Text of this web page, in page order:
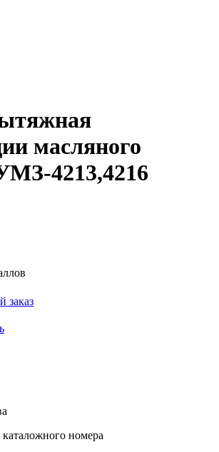
масляного
4213,4216
заказ
номера